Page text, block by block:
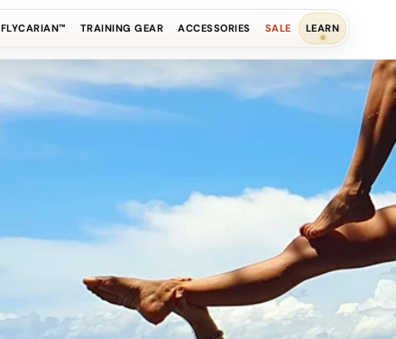
FLYCARIAN™ TRAINING GEAR ACCESSORIES SALE LEARN